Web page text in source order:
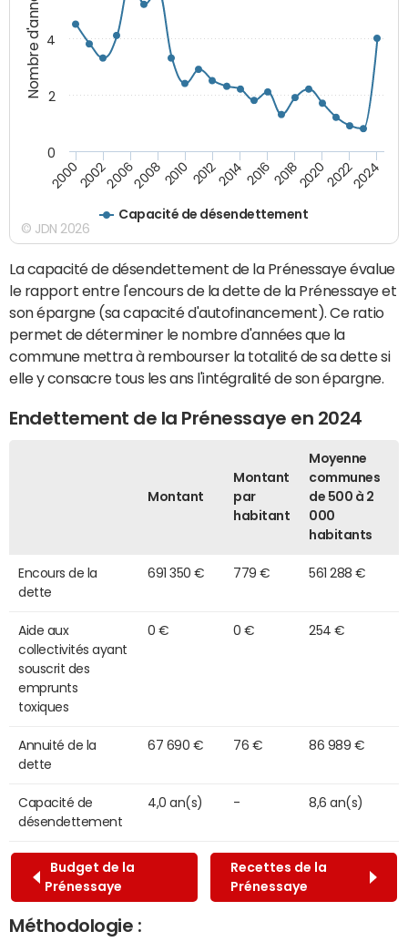
Nombre d'années
Capacité de désendettement
20002002200620082010 2012201420162018202020222024
0
2
4
© JDN 2026
La capacité de désendettement de la Prénessaye évalue
le rapport entre l'encours de la dette de la Prénessaye et
son épargne (sa capacité d'autofinancement). Ce ratio
permet de déterminer le nombre d'années que la
commune mettra à rembourser la totalité de sa dette si
elle y consacre tous les ans l'intégralité de son épargne.
Endettement de la Prénessaye en 2024
Montant
Montant
par
habitant
Moyenne
communes
de 500 à 2
000
habitants
Encours de la
dette
691 350 € 779 € 561 288 €
Aide aux
collectivités ayant
souscrit des
emprunts
toxiques
0 € 0 € 254 €
Annuité de la
dette
67 690 € 76 € 86 989 €
Capacité de
désendettement
4,0 an(s) - 8,6 an(s)
Budget de la
Prénessaye
Recettes de la
Prénessaye
Méthodologie :